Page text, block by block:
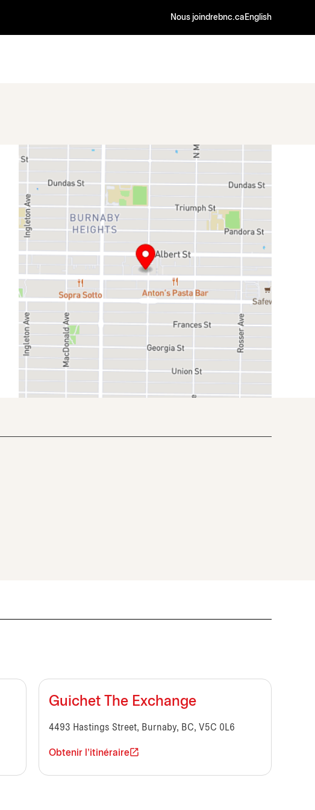
Nous joindrebnc.ca English
Guichet The Exchange
4493 Hastings Street, Burnaby, BC, V5C 0L6
Obtenir l'itinéraire